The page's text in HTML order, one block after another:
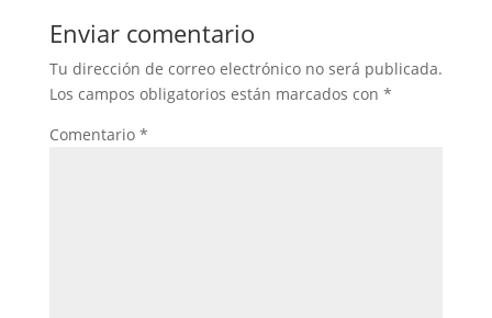
Enviar comentario
Tu dirección de correo electrónico no será publicada.
Los campos obligatorios están marcados con *
Comentario *